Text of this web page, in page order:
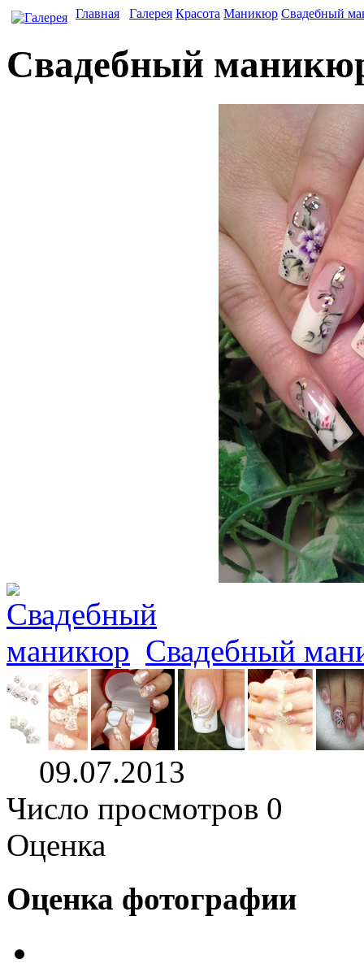
Главная Галерея Красота Маникюр Свадебный
Свадебный
Свадебный
09.07.2013
Число просмотров 0
Оценка
Оценка фотографии